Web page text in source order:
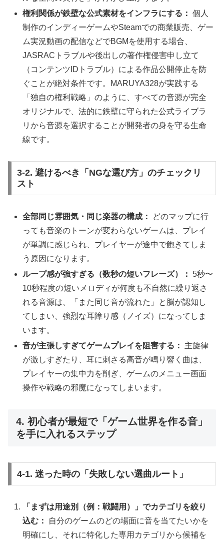
権利関係が鉄壁な公式素材をインフラにする： 個人
制作のインディーゲームやSteamでの商業販売、ゲー
ム実況動画の配信などでBGMを使用する場合、
JASRACトラブルや後出しの著作権侵害申し立て
（コンテンツIDトラブル）による作品公開停止を防
ぐことが絶対条件です。MARUYA328が実践する
「独自の権利戦略」のように、すべての音源が完全
オリジナルで、法的に鉄壁に守られた公式ライブラ
リから音源を選択することが開発者の身を守る生命
線です。
3-2. 避けるべき「NGな選び方」のチェックリ
スト
全部同じ雰囲気・同じ楽器の構成：
どのマップに行
っても音楽のトーンが変わらないゲームは、プレイ
が単調に感じられ、プレイヤーが途中で飽きてしま
う原因になります。
ループ感が強すぎる（数秒の短いフレーズ）： 5秒〜
10秒程度の短いメロディが何度も不自然に繰り返さ
れる音源は、「また同じ音が流れた」と脳が認知し
てしまい、強烈な耳障り感（ノイズ）になってしま
います。
音が主張しすぎてゲームプレイを阻害する：
主旋律
が激しすぎたり、耳に刺さる高音が鳴り響く曲は、
プレイヤーの集中力を削ぎ、ゲームのメニュー画面
操作や戦略の邪魔になってしまいます。
4. 初心者が最短で「ゲーム世界を作る音」
を手に入れるステップ
4-1. 迷った時の「失敗しない選曲ルート」
「まずは用途別（例：戦闘用）」でカテゴリを絞り
込む：
自分のゲームのどの場面に音を当てたいかを
明確にし、それに特化した専用カテゴリから候補を